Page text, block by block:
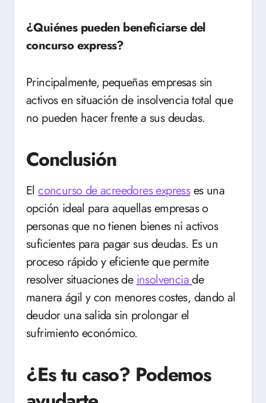
¿Quiénes pueden beneficiarse del
concurso express?
Principalmente, pequeñas empresas sin
activos en situación de insolvencia total que
no pueden hacer frente a sus deudas.
Conclusión
Elconcurso de acreedores expresses una
opción ideal para aquellas empresas o
personas que no tienen bienes ni activos
suficientes para pagar sus deudas. Es un
proceso rápido y eficiente que permite
resolver situaciones de insolvenciade
manera ágil y con menores costes, dando al
deudor una salida sin prolongar el
sufrimiento económico.
¿Es tu caso? Podemos